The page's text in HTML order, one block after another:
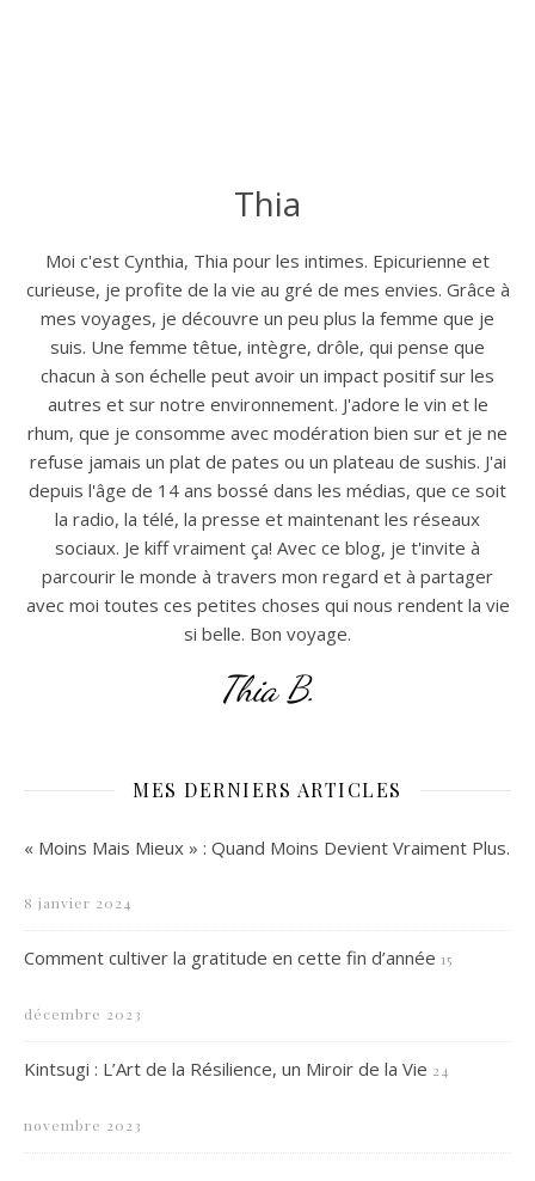
Thia
Moi c'est Cynthia, Thia pour les intimes. Epicurienne et
curieuse, je profite de la vie au gré de mes envies. Grâce à
mes voyages, je découvre un peu plus la femme que je
suis. Une femme têtue, intègre, drôle, qui pense que
chacun à son échelle peut avoir un impact positif sur les
autres et sur notre environnement. J'adore le vin et le
rhum, que je consomme avec modération bien sur et je ne
refuse jamais un plat de pates ou un plateau de sushis. J'ai
depuis l'âge de 14 ans bossé dans les médias, que ce soit
la radio, la télé, la presse et maintenant les réseaux
sociaux. Je kiff vraiment ça! Avec ce blog, je t'invite à
parcourir le monde à travers mon regard et à partager
avec moi toutes ces petites choses qui nous rendent la vie
si belle. Bon voyage.
Thia B.
MES DERNIERS ARTICLES
« Moins Mais Mieux » : Quand Moins Devient Vraiment Plus.
8 janvier 2024
Comment cultiver la gratitude en cette fin d’année 15
décembre 2023
Kintsugi : L’Art de la Résilience, un Miroir de la Vie 24
novembre 2023